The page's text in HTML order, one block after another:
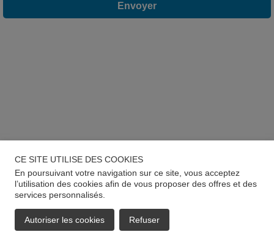
Envoyer
CE SITE UTILISE DES COOKIES
En poursuivant votre navigation sur ce site, vous acceptez
l’utilisation des cookies afin de vous proposer des offres et des
services personnalisés.
Autoriser les cookies Refuser